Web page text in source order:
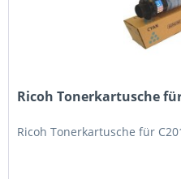
Ricoh Tonerkartusche
Ricoh Tonerkartusche für